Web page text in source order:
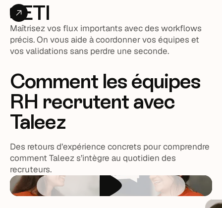
ETI
Maîtrisez vos flux importants avec des workflows
précis. On vous aide à coordonner vos équipes et
vos validations sans perdre une seconde.
Comment les équipes
RH recrutent avec
Taleez
Des retours d’expérience concrets pour comprendre
comment Taleez s’intègre au quotidien des
recruteurs.